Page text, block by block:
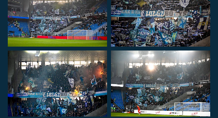
FC ZÜRICH
IMPRESSUM
Nächstes Spiel
09.08.2026